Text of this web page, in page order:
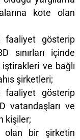
kote olan
faaliyet gösterip
sınırları içinde
ve bağlı
şirketleri;
faaliyet gösterip
vatandaşları ve
kişiler;
olan bir şirketin